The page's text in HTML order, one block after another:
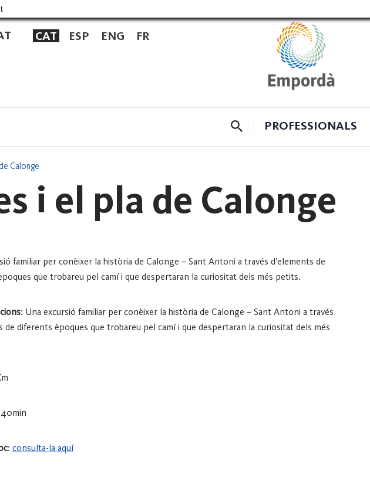
CAT ESP ENG FR
CERCADORPROFESSIONALS
Calonge
i el pla de Calonge
familiar per conèixer la història de Calonge – Sant Antoni a través d’elements de
que trobareu pel camí i que despertaran la curiositat dels més petits.
: Una excursió familiar per conèixer la història de Calonge – Sant Antoni a través
de diferents èpoques que trobareu pel camí i que despertaran la curiositat dels més
40min
: consulta-la aquí